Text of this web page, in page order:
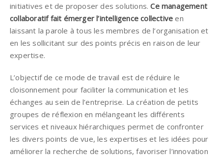
initiatives et de proposer des solutions.Ce management
collaboratif fait émerger l’intelligence collective en
laissant la parole à tous les membres de l’organisation et
en les sollicitant sur des points précis en raison de leur
expertise.
L’objectif de ce mode de travail est de réduire le
cloisonnement pour faciliter la communication et les
échanges au sein de l’entreprise. La création de petits
groupes de réflexion en mélangeant les différents
services et niveaux hiérarchiques permet de confronter
les divers points de vue, les expertises et les idées pour
améliorer la recherche de solutions, favoriser l’innovation